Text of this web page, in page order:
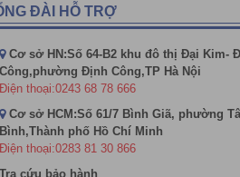
dụng khá đơn giản chỉ cần cắm cổng
chìa khóa có sẵn của két dễ dàng
rất tốt. Bên cạnh đó, TopCash còn
so với các dòng ngăn kéo thông
ĐÀI HỖ TRỢ
Cơ sở HN:Số 64-B2 khu đô thị Đại Kim-
Công,phường Định Công,TP Hà Nội
Điện thoại:0243 68 78 666
Cơ sở HCM:Số 61/7 Bình Giã, phường
Bình,Thành phố Hồ Chí Minh
Điện thoại:0283 81 30 866
Tra cứu bảo hành